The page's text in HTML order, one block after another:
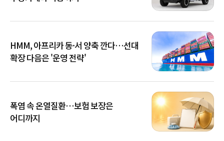
HMM, 아프리카 동·서 양축 깐다…선대
확장 다음은 '운영 전략'
폭염 속 온열질환…보험 보장은
어디까지